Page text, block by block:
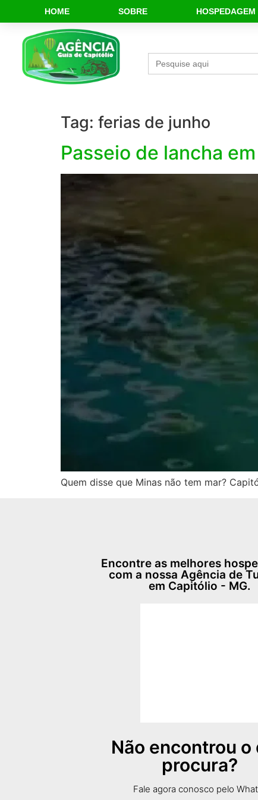
HOME SOBRE HOSPEDAGEM
Search
for:
Tag: ferias de junho
Passeio de lancha
Quem disse que Minas não tem mar?
Encontre as melhores
com a nossa Agência de
em Capitólio - MG.
Não encontrou o
procura?
Fale agora conosco pelo